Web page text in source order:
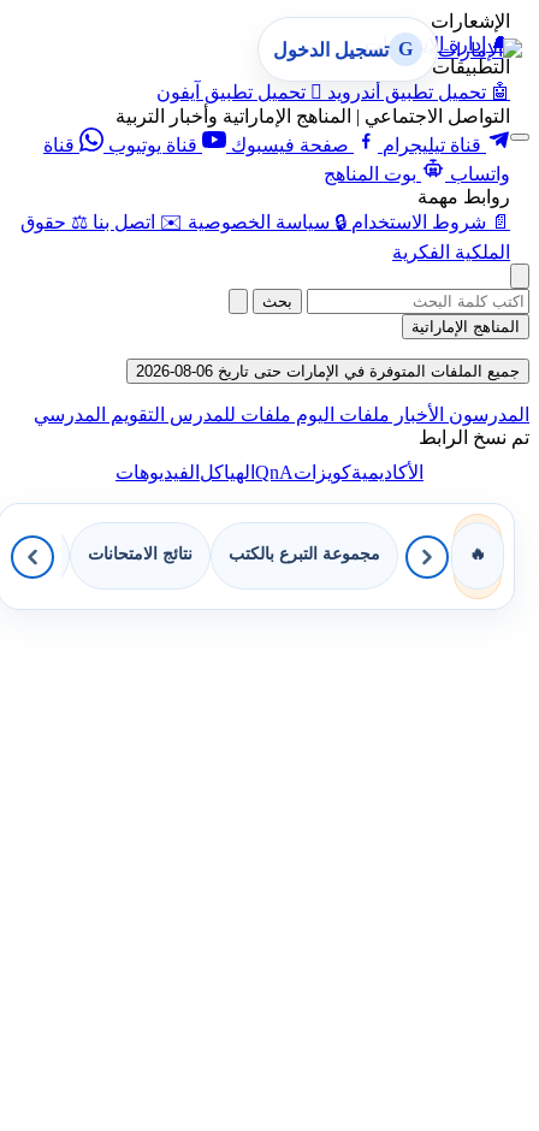
الإشعارات
🔔 إدارة الإشعارات
التطبيقات
🤖 تحميل تطبيق أندرويد  تحميل تطبيق آيفون
التواصل الاجتماعي | المناهج الإماراتية وأخبار التربية
قناة تيليجرام
صفحة فيسبوك قناة يوتيوب
قناة
واتساب
بوت المناهج
روابط مهمة
📄 شروط الاستخدام 🔒 سياسة الخصوصية ✉️ اتصل بنا ⚖️ حقوق
الملكية الفكرية
G تسجيل الدخول
بحث
المناهج الإماراتية
جميع الملفات المتوفرة في الإمارات حتى تاريخ 06-08-2026
المدرسون الأخبار ملفات اليوم ملفات للمدرس التقويم المدرسي
تم نسخ الرابط
الأكاديميةكويزاتQnAالهياكلالفيديوهات
🔥 مجموعة التبرع بالكتب نتائج الامتحانات